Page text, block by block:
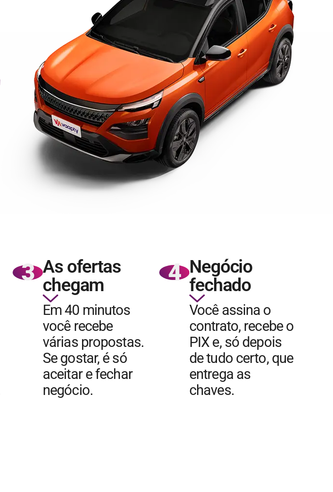
3 As ofertas
chegam
Em 40 minutos
você recebe
várias propostas.
Se gostar, é só
aceitar e fechar
negócio.
4 Negócio
fechado
Você assina o
contrato, recebe o
PIX e, só depois
de tudo certo, que
entrega as
chaves.